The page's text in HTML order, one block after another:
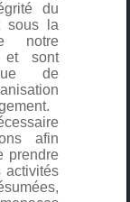
du
sous la
notre
et sont
de
afin
prendre
activités